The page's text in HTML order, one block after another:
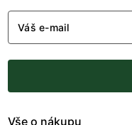
Váš e-mail
Vše o nákupu